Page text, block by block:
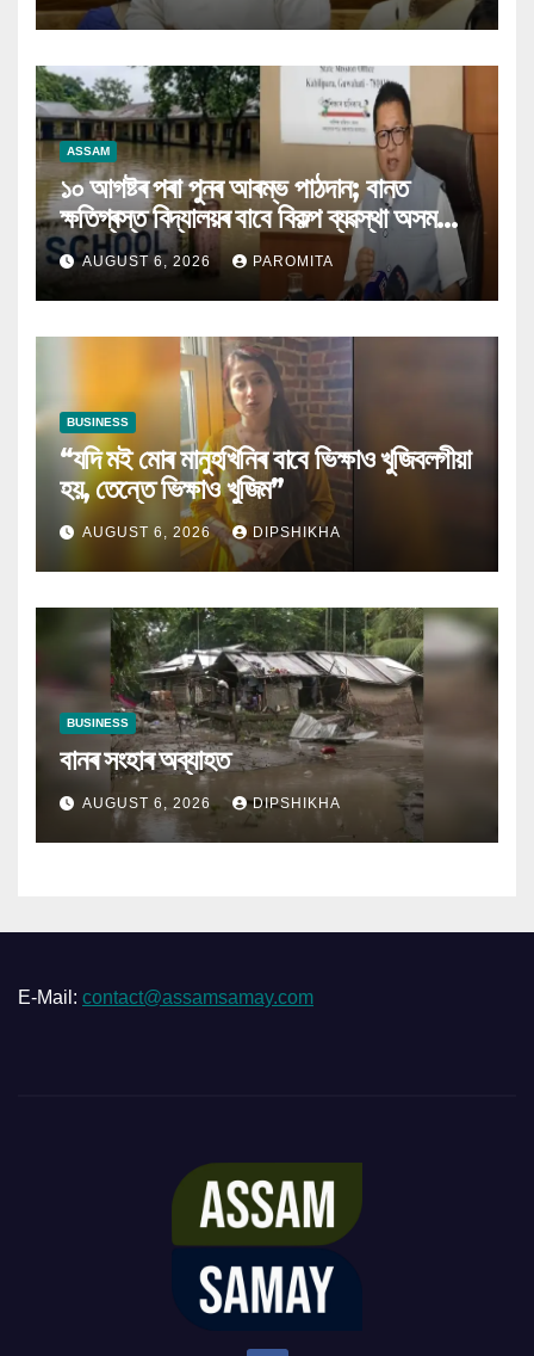
ASSAM
১০ আগষ্টৰ পৰা পুনৰ আৰম্ভ পাঠদান; বানত
ক্ষতিগ্ৰস্ত বিদ্যালয়ৰ বাবে বিকল্প ব্যৱস্থা অসম
চৰকাৰৰ
AUGUST 6, 2026 PAROMITA
BUSINESS
“যদি মই মোৰ মানুহখিনিৰ বাবে ভিক্ষাও খুজিবলগীয়া
হয়, তেন্তে ভিক্ষাও খুজিম”
AUGUST 6, 2026 DIPSHIKHA
BUSINESS
বানৰ সংহাৰ অব্যাহত
AUGUST 6, 2026 DIPSHIKHA
E-Mail: contact@assamsamay.com